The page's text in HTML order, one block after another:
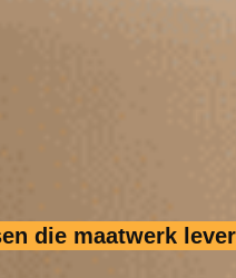
die maatwerk